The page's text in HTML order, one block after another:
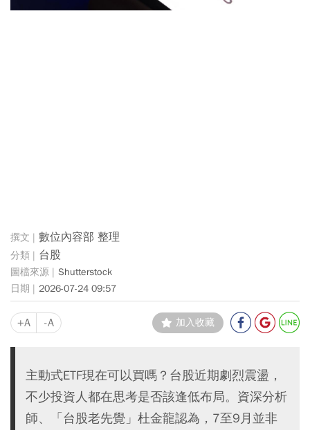
數位內容部 整理
台股
Shutterstock
2026-07-24 09:57
+A -A 加入收藏
主動式ETF現在可以買嗎？台股近期劇烈震盪，
不少投資人都在思考是否該逢低布局。資深分析
師、「台股老先覺」杜金龍認為，7至9月並非